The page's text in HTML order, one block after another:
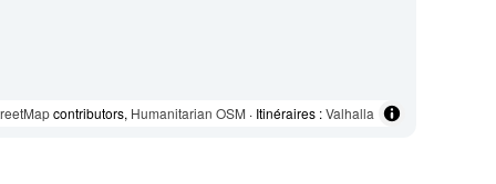
contributors, Humanitarian OSM · Itinéraires :Valhalla